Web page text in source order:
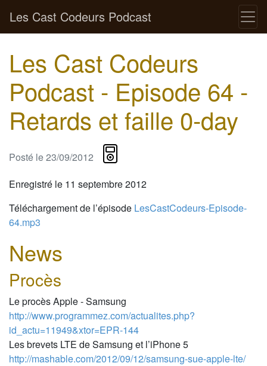
Les Cast Codeurs Podcast
Les Cast Codeurs
Podcast - Episode 64 -
Retards et faille 0-day
Posté le23/09/2012
Enregistré le 11 septembre 2012
Téléchargement de l’épisode LesCastCodeurs-Episode-
64.mp3
News
Procès
Le procès Apple - Samsung
http://www.programmez.com/actualites.php?
id_actu=11949&xtor=EPR-144
Les brevets LTE de Samsung et l’iPhone 5
http://mashable.com/2012/09/12/samsung-sue-apple-lte/